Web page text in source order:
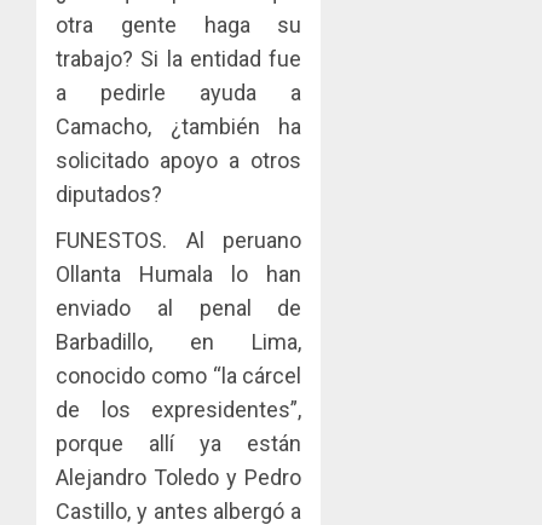
otra gente haga su
trabajo? Si la entidad fue
a pedirle ayuda a
Camacho, ¿también ha
solicitado apoyo a otros
diputados?
FUNESTOS. Al peruano
Ollanta Humala lo han
enviado al penal de
Barbadillo, en Lima,
conocido como “la cárcel
de los expresidentes”,
porque allí ya están
Alejandro Toledo y Pedro
Castillo, y antes albergó a